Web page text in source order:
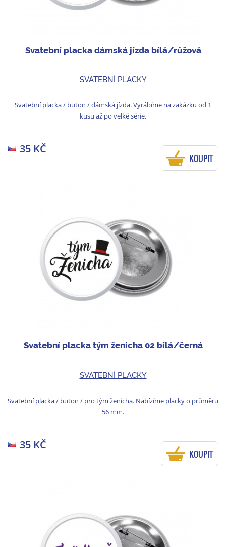
Svatební placka dámská jízda bílá/růžová
SVATEBNÍ PLACKY
Svatební placka / buton / dámská jízda. Vyrábíme na zakázku od 1
kusu až po velké série.
35 KČ
KOUPIT
Svatební placka tým ženicha 02 bílá/černá
SVATEBNÍ PLACKY
Svatební placka / buton / pro tým ženicha. Nabízíme placky o průměru
56 mm.
35 KČ
KOUPIT